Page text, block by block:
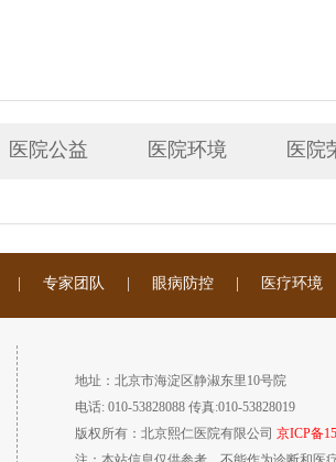
医院公益 医院环境 医院
| 专家团队 | 眼病防控 | 医疗环境
地址：北京市海淀区静淑东里10号院
电话: 010-53828088 传真:010-53828019
版权所有：北京熙仁医院有限公司 京ICP备